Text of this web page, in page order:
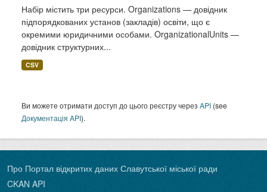
Набір містить три ресурси. Organizations — довідник
підпорядкованих установ (закладів) освіти, що є
окремими юридичними особами. OrganizationalUnits —
довідник структурних...
CSV
Ви можете отримати доступ до цього реєстру через API (see
Документація API).
Про Портал відкритих даних Славутської міської ради
CKAN API